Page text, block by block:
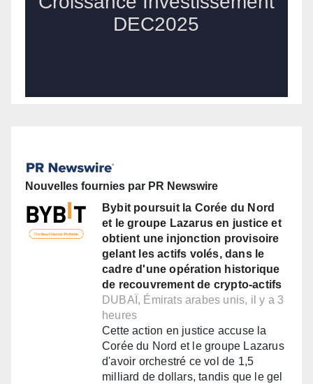
Nouvelles fournies par PR Newswire
Bybit poursuit la Corée du Nord
et le groupe Lazarus en justice et
obtient une injonction provisoire
gelant les actifs volés, dans le
cadre d'une opération historique
de recouvrement de crypto-actifs
DUBAÏ, Émirats arabes unis, il y a 3
heures
Cette action en justice accuse la
Corée du Nord et le groupe Lazarus
d'avoir orchestré ce vol de 1,5
milliard de dollars, tandis que le gel